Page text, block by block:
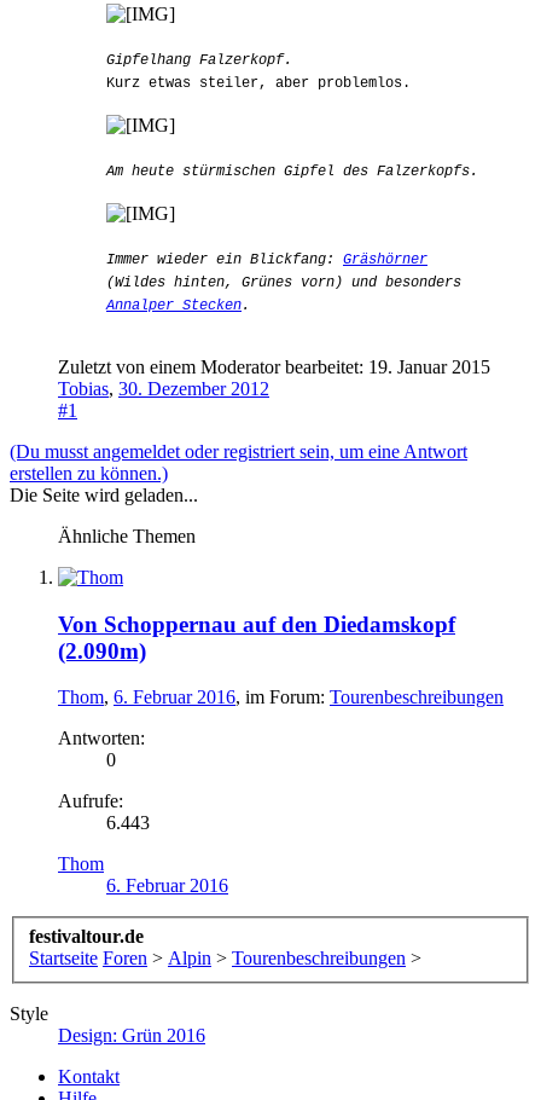
Gipfelhang Falzerkopf.
Kurz etwas steiler, aber problemlos.
Am heute stürmischen Gipfel des Falzerkopfs.
Immer wieder ein Blickfang: Gräshörner
(Wildes hinten, Grünes vorn) und besonders
Annalper Stecken.
Zuletzt von einem Moderator bearbeitet: 19. Januar 2015
Tobias, 30. Dezember 2012
#1
(Du musst angemeldet oder registriert sein, um eine Antwort
erstellen zu können.)
Die Seite wird geladen...
Ähnliche Themen
Von Schoppernau auf den Diedamskopf
(2.090m)
Thom, 6. Februar 2016, im Forum: Tourenbeschreibungen
Antworten:
0
Aufrufe:
6.443
Thom
6. Februar 2016
festivaltour.de
Startseite Foren > Alpin > Tourenbeschreibungen >
Style
Design: Grün 2016
Kontakt